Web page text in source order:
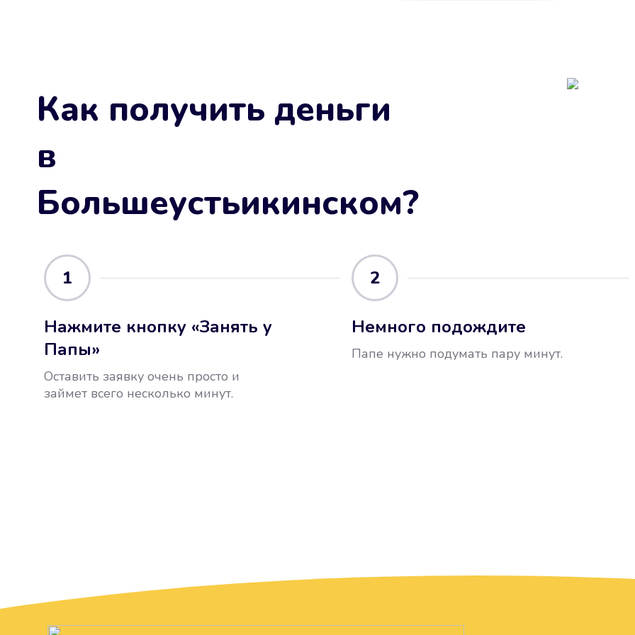
Как получить деньги
в
Большеустьикинском?
1
Нажмите кнопку «Занять у
Папы»
Оставить заявку очень просто и
займет всего несколько минут.
2
Немного подождите
Папе нужно подумать пару минут.